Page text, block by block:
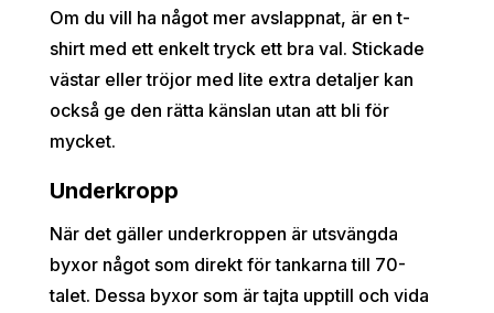
Om du vill ha något mer avslappnat, är en t-
shirt med ett enkelt tryck ett bra val. Stickade
västar eller tröjor med lite extra detaljer kan
också ge den rätta känslan utan att bli för
mycket.
Underkropp
När det gäller underkroppen är utsvängda
byxor något som direkt för tankarna till 70-
talet. Dessa byxor som är tajta upptill och vida